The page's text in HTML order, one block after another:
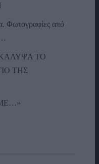
Φωτογραφίες από
ΤΟ
ΤΗΣ